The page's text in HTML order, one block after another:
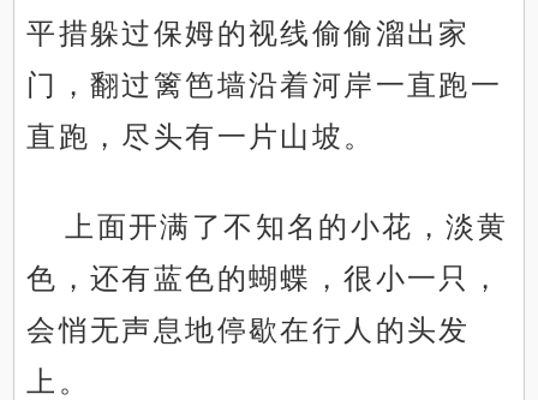
平措躲过保姆的视线偷偷溜出家
门，翻过篱笆墙沿着河岸一直跑一
直跑，尽头有一片山坡。
上面开满了不知名的小花，淡黄
色，还有蓝色的蝴蝶，很小一只，
会悄无声息地停歇在行人的头发
上。